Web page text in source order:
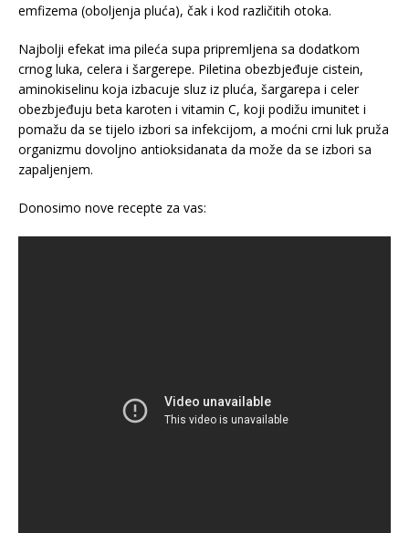
emfizema (oboljenja pluća), čak i kod različitih otoka.
Najbolji efekat ima pileća supa pripremljena sa dodatkom
crnog luka, celera i šargerepe. Piletina obezbjeđuje cistein,
aminokiselinu koja izbacuje sluz iz pluća, šargarepa i celer
obezbjeđuju beta karoten i vitamin C, koji podižu imunitet i
pomažu da se tijelo izbori sa infekcijom, a moćni crni luk pruža
organizmu dovoljno antioksidanata da može da se izbori sa
zapaljenjem.
Donosimo nove recepte za vas: